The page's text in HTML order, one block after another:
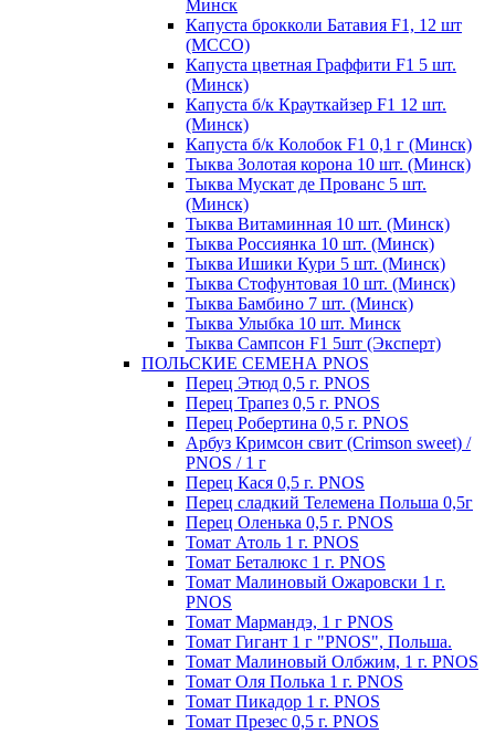
Минск
Капуста брокколи Батавия F1, 12 шт
(МССО)
Капуста цветная Граффити F1 5 шт.
(Минск)
Капуста б/к Крауткайзер F1 12 шт.
(Минск)
Капуста б/к Колобок F1 0,1 г (Минск)
Тыква Золотая корона 10 шт. (Минск)
Тыква Мускат де Прованс 5 шт.
(Минск)
Тыква Витаминная 10 шт. (Минск)
Тыква Россиянка 10 шт. (Минск)
Тыква Ишики Кури 5 шт. (Минск)
Тыква Стофунтовая 10 шт. (Минск)
Тыква Бамбино 7 шт. (Минск)
Тыква Улыбка 10 шт. Минск
Тыква Сампсон F1 5шт (Эксперт)
ПОЛЬСКИЕ СЕМЕНА PNOS
Перец Этюд 0,5 г. PNOS
Перец Трапез 0,5 г. PNOS
Перец Робертина 0,5 г. PNOS
Арбуз Кримсон свит (Crimson sweet) /
PNOS / 1 г
Перец Кася 0,5 г. PNOS
Перец сладкий Телемена Польша 0,5г
Перец Оленька 0,5 г. PNOS
Томат Атоль 1 г. PNOS
Томат Беталюкс 1 г. PNOS
Томат Малиновый Ожаровски 1 г.
PNOS
Томат Мармандэ, 1 г PNOS
Томат Гигант 1 г "PNOS", Польша.
Томат Малиновый Олбжим, 1 г. PNOS
Томат Оля Полька 1 г. PNOS
Томат Пикадор 1 г. PNOS
Томат Презес 0,5 г. PNOS